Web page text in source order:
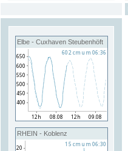
Elbe - Cuxhaven Steubenhöft
RHEIN - Koblenz